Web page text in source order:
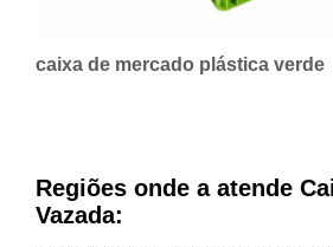
caixa de mercado plástica verde
Regiões onde a atende
Vazada: